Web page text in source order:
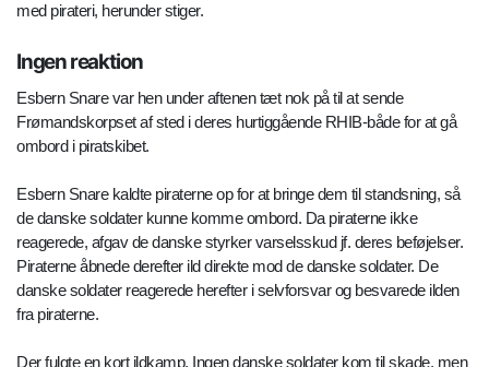
med pirateri, herunder stiger.
Ingen reaktion
Esbern Snare var hen under aftenen tæt nok på til at sende
Frømandskorpset af sted i deres hurtiggående RHIB-både for at gå
ombord i piratskibet.
Esbern Snare kaldte piraterne op for at bringe dem til standsning, så
de danske soldater kunne komme ombord. Da piraterne ikke
reagerede, afgav de danske styrker varselsskud jf. deres beføjelser.
Piraterne åbnede derefter ild direkte mod de danske soldater. De
danske soldater reagerede herefter i selvforsvar og besvarede ilden
fra piraterne.
Der fulgte en kort ildkamp. Ingen danske soldater kom til skade, men